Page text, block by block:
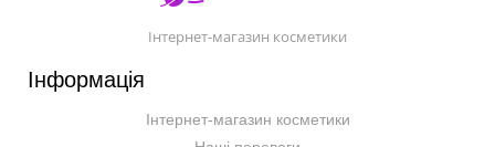
Інтернет-магазин косметики
Інформація
Інтернет-магазин косметики